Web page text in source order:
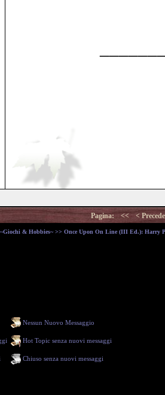
Pagina: << <
& Hobbies~ >> Once Upon On Line (III Ed.): Harry
Nessun Nuovo Messaggio
Hot Topic senza nuovi messaggi
Chiuso senza nuovi messaggi